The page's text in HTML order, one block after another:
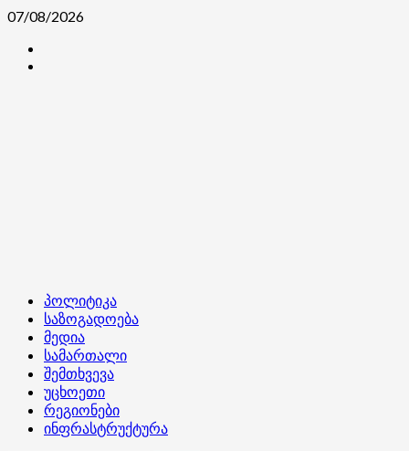
Skip
content
07/08/2026
Primary
Menu
პოლიტიკა
საზოგადოება
მედია
სამართალი
შემთხვევა
უცხოეთი
რეგიონები
ინფრასტრუქტურა